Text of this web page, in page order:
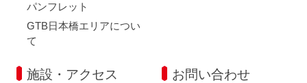
パンフレット
GTB日本橋エリアについ
て
施設・アクセス お問い合わせ